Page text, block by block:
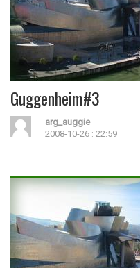
Guggenheim#3
arg_auggie
2008-10-26 : 22:59